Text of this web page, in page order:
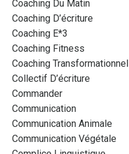
Coaching Du Matin
Coaching D’écriture
Coaching E*3
Coaching Fitness
Coaching Transformationnel
Collectif D’écriture
Commander
Communication
Communication Animale
Communication Végétale